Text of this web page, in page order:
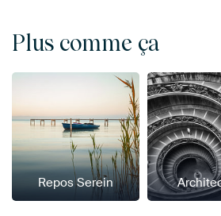
Plus comme ça
Repos Serein